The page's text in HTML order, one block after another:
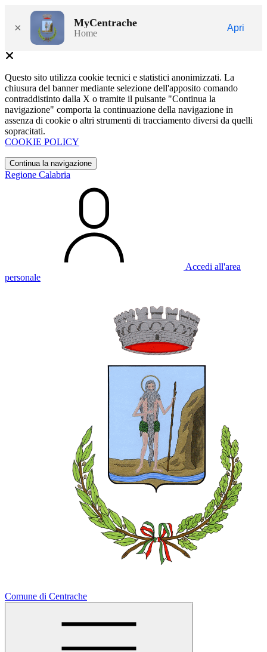
× MyCentrache
Home
Apri
Questo sito utilizza cookie tecnici e statistici anonimizzati. La
chiusura del banner mediante selezione dell'apposito comando
contraddistinto dalla X o tramite il pulsante "Continua la
navigazione" comporta la continuazione della navigazione in
assenza di cookie o altri strumenti di tracciamento diversi da quelli
sopracitati.
COOKIE POLICY
Continua la navigazione
Regione Calabria
Accedi all'area
personale
Comune di Centrache